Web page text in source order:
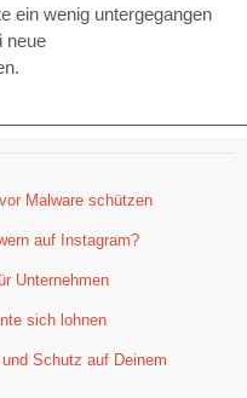
ein wenig untergegangen
neue
Malware schützen
auf Instagram?
Unternehmen
sich lohnen
Schutz auf Deinem